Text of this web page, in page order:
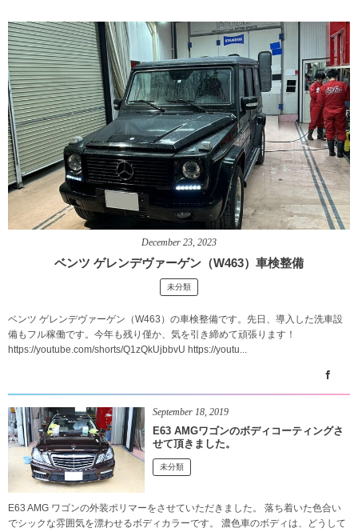
December 23, 2023
ベンツ ゲレンデヴァーゲン（W463）車検整備
未分類
ベンツ ゲレンデヴァーゲン（W463）の車検整備です。先日、導入した洗車設
備もフル稼働です。今年も残り僅か、気を引き締めて頑張ります！
https://youtube.com/shorts/Q1zQkUjbbvU https://youtu...
September 18,2019
E63 AMGワゴンのボディコーティングさ
せて頂きました。
未分類
E63 AMG ワゴンの外装ポリマーをさせていただきました。 落ち着いた色合い
でシックな雰囲気を漂わせるボディカラーです。 濃色車のボディは、どうして